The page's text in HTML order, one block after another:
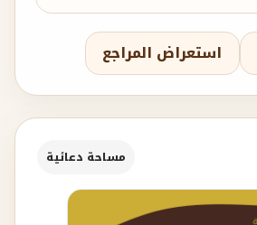
استعراض المراجع
مساحة دعائية